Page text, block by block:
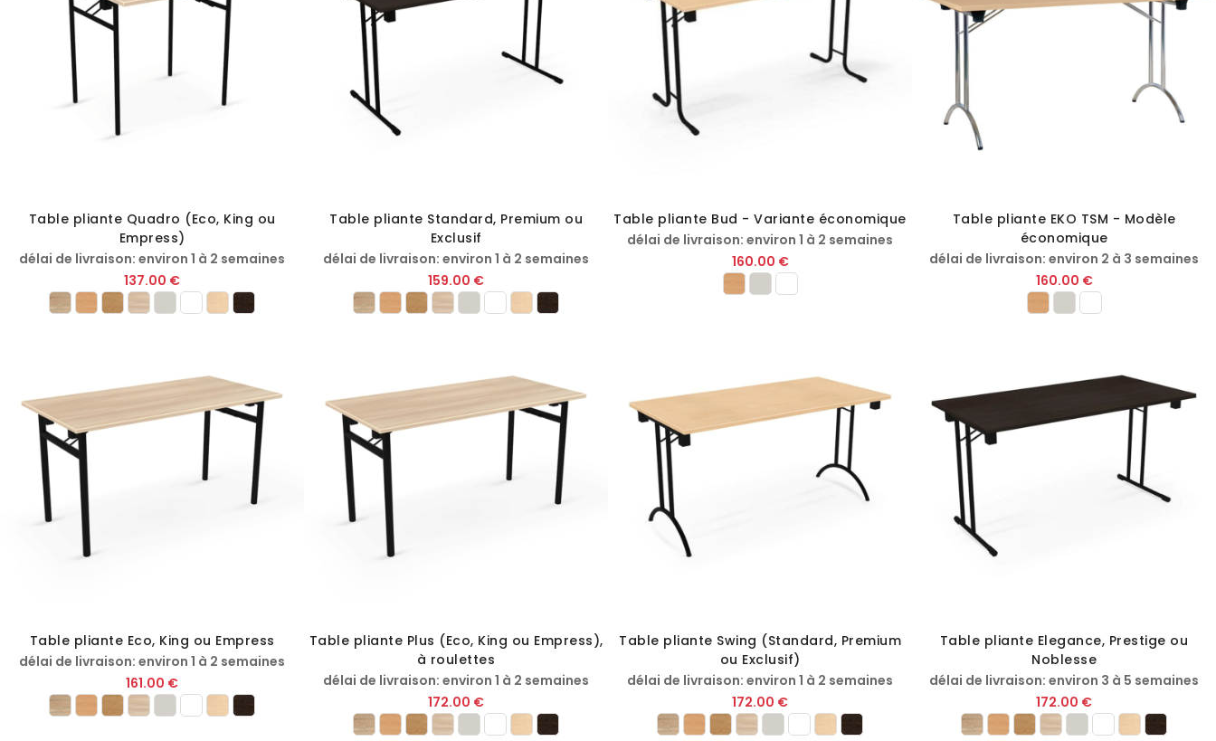
Table pliante Quadro (Eco, King ou
Empress)
délai de livraison: environ 1 à 2 semaines
137.00 €
Table pliante Standard, Premium ou
Exclusif
délai de livraison: environ 1 à 2 semaines
159.00 €
Table pliante Bud - Variante économique
délai de livraison: environ 1 à 2 semaines
160.00 €
Table pliante EKO TSM - Modèle
économique
délai de livraison: environ 2 à 3 semaines
160.00 €
Table pliante Eco, King ou Empress
délai de livraison: environ 1 à 2 semaines
161.00 €
Table pliante Plus (Eco, King ou Empress),
à roulettes
délai de livraison: environ 1 à 2 semaines
172.00 €
Table pliante Swing (Standard, Premium
ou Exclusif)
délai de livraison: environ 1 à 2 semaines
172.00 €
Table pliante Elegance, Prestige ou
Noblesse
délai de livraison: environ 3 à 5 semaines
172.00 €